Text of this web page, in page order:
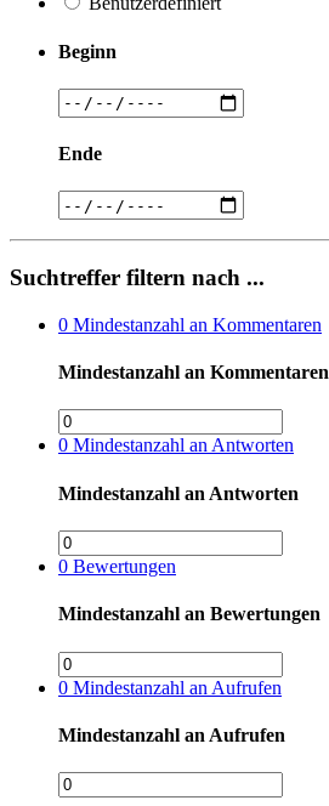
Beginn
Ende
Suchtreffer filtern nach ...
0 Mindestanzahl an Kommentaren
Mindestanzahl an Kommentaren
0 Mindestanzahl an Antworten
Mindestanzahl an Antworten
0 Bewertungen
Mindestanzahl an Bewertungen
0 Mindestanzahl an Aufrufen
Mindestanzahl an Aufrufen